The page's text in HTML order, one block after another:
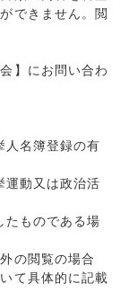
できません。閲
】にお問い合わ
人名簿登録の有
運動又は政治活
たものである場
の閲覧の場合
て具体的に記載